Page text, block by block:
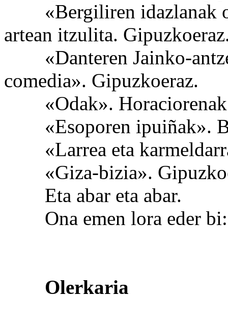
«Bergiliren idazlanak
artean itzulita.
«Danteren Jainko-
comedia». Gipuzkoeraz.
«Odak». Horaciorenak.
«Esoporen ipuiñak».
«Larrea eta
«Giza-bizia».
Eta abar eta abar.
Ona emen lora eder bi:
Olerkaria